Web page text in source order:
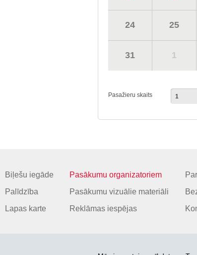
24 25
31 1
Pasažieru skaits
Biļešu iegāde
Palīdzība
Lapas karte
Pasākumu organizatoriem
Pasākumu vizuālie materiāli
Reklāmas iespējas